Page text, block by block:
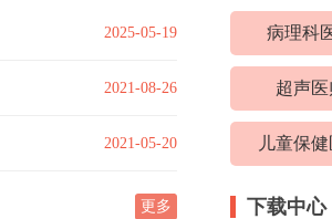
2025-05-19
2021-08-26
2021-05-20
病理科
超声
儿童保
更多 下载中心